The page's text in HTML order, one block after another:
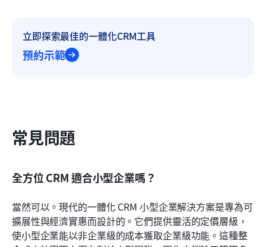
立即探索最佳的一體化CRM工具
預約示範
常見問題
全方位 CRM 適合小型企業嗎？
當然可以。現代的一體化 CRM 小型企業解決方案是專為可
擴展性與經濟實惠而設計的。它們提供靈活的定價層級，
使小型企業能以非企業級的成本獲取企業級功能。這種整